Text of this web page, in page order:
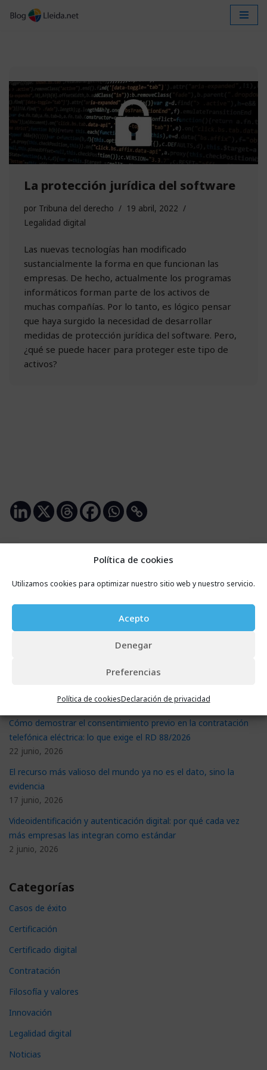
Política de cookies
Utilizamos cookies para optimizar nuestro sitio web y nuestro servicio.
Acepto
Denegar
Preferencias
Política de cookiesDeclaración de privacidad
La protección jurídica del software
por Tribuna del derecho
19 abril, 2022
Legalidad digital
Las nuevas tecnologías han modificado
sustancialmente la forma en que funcionan las
empresas. De hecho, actualmente los programas
informáticos forman parte de los activos de
muchas compañías. Por lo tanto, es lógico pensar
que haya surgido la necesidad de desarrollar
medidas de protección jurídica del software. Pero,
¿qué se puede hacer para proteger este tipo de
activos?
Entradas recientes
Cómo comprobar la firma electrónica de un documento y que
Nueva Ley de contratos de crédito al consumo: qué exige y
29 julio, 2026
Cómo demostrar el consentimiento previo en la contratación
telefónica eléctrica: lo que exige el RD 88/2026
22 junio, 2026
El recurso más valioso del mundo ya no es el dato, sino la
evidencia
17 junio, 2026
Videoidentificación y autenticación digital: por qué cada vez
más empresas las integran como estándar
2 junio, 2026
Categorías
Casos de éxito
Certificación
Certificado digital
Contratación
Filosofía y valores
Innovación
Legalidad digital
Noticias